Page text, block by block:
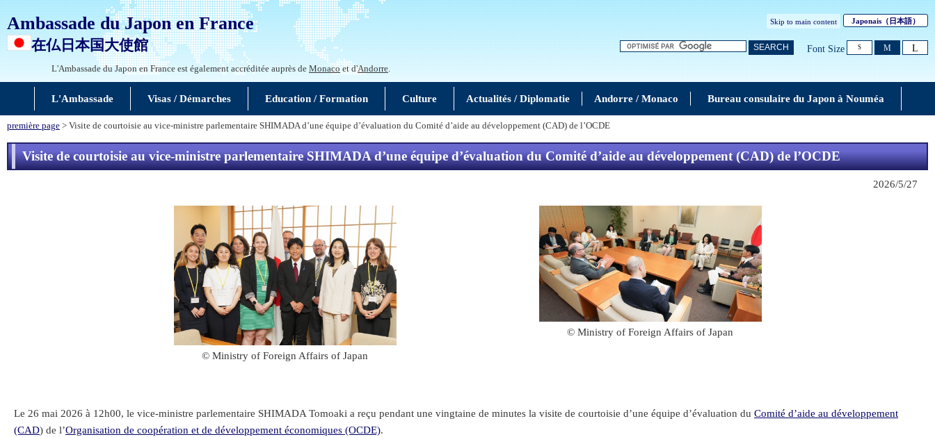
Ambassade du Japon en France
在仏日本国大使館
Skip to main content Japonais（日本語）
SEARCH Font Size S M L
L'Ambassade du Japon en France est également accréditée auprès de Monacoet d'Andorre.
L'Ambassade Visas / Démarches Education / Formation Culture Actualités / Diplomatie Andorre / Monaco Bureau consulaire du Japon à Nouméa
première page > Visite de courtoisie au vice-ministre parlementaire SHIMADA d’une équipe d’évaluation du Comité d’aide au développement (CAD) de l’OCDE
Visite de courtoisie au vice-ministre parlementaire SHIMADA d’une équipe d’évaluation du Comité d’aide au développement (CAD) de l’OCDE
2026/5/27
© Ministry of Foreign Affairs of Japan
© Ministry of Foreign Affairs of Japan
Le 26 mai 2026 à 12h00, le vice-ministre parlementaire SHIMADA Tomoaki a reçu pendant une vingtaine de minutes la visite de courtoisie d’une équipe d’évaluation du Comité d’aide au développement
(CAD) de l’Organisation de coopération et de développement économiques (OCDE).